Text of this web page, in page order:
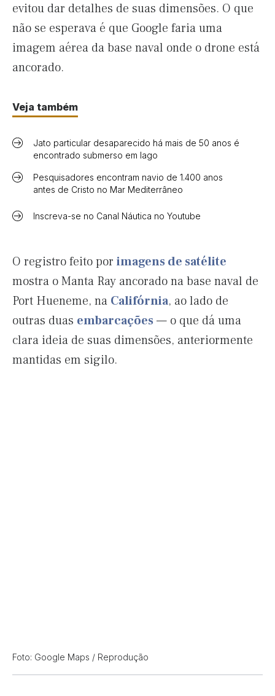
evitou dar detalhes de suas dimensões. O que
não se esperava é que Google faria uma
imagem aérea da base naval onde o drone está
ancorado.
Veja também
Jato particular desaparecido há mais de 50 anos é
encontrado submerso em lago
Pesquisadores encontram navio de 1.400 anos
antes de Cristo no Mar Mediterrâneo
Inscreva-se no Canal Náutica no Youtube
O registro feito por imagens de satélite
mostra o Manta Ray ancorado na base naval de
Port Hueneme, na Califórnia, ao lado de
outras duas embarcações — o que dá uma
clara ideia de suas dimensões, anteriormente
mantidas em sigilo.
Foto: Google Maps / Reprodução